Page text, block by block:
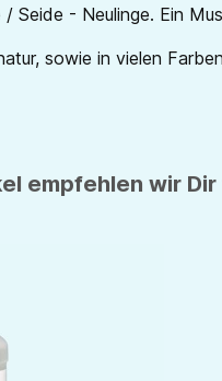
/ Seide - Neulinge. Ein
sowie in vielen
empfehlen wir